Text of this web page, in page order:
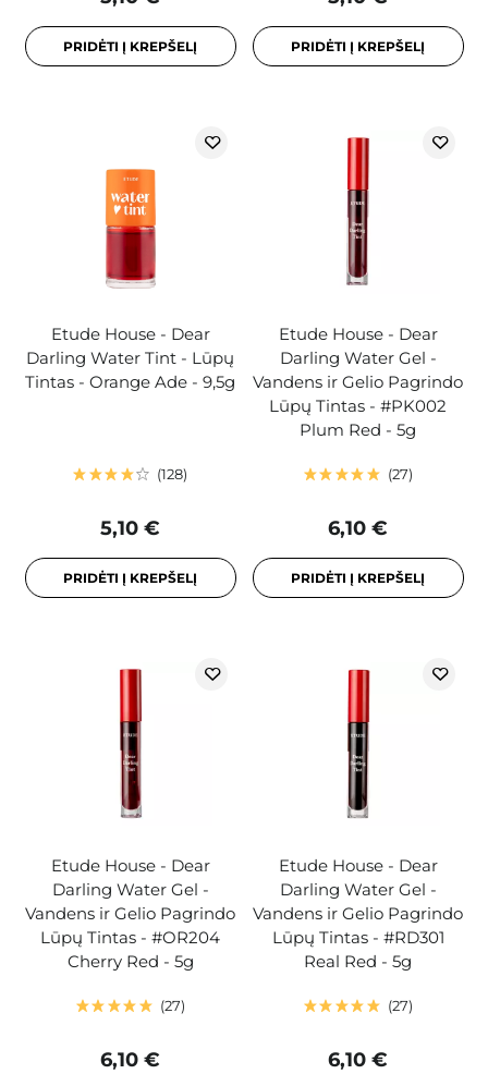
PRIDĖTI Į KREPŠELĮ PRIDĖTI Į KREPŠELĮ
Etude House - Dear
Darling Water Tint - Lūpų
Tintas - Orange Ade - 9,5g
128
5,10 €
PRIDĖTI Į KREPŠELĮ
Etude House - Dear
Darling Water Gel -
Vandens ir Gelio Pagrindo
Lūpų Tintas - #PK002
Plum Red - 5g
27
6,10 €
PRIDĖTI Į KREPŠELĮ
Etude House - Dear
Darling Water Gel -
Vandens ir Gelio Pagrindo
Lūpų Tintas - #OR204
Cherry Red - 5g
27
6,10 €
Etude House - Dear
Darling Water Gel -
Vandens ir Gelio Pagrindo
Lūpų Tintas - #RD301
Real Red - 5g
27
6,10 €